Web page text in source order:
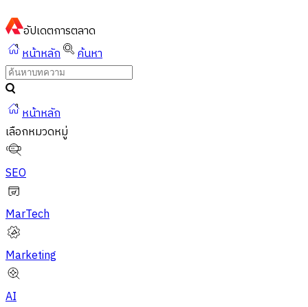
อัปเดตการตลาด
หน้าหลัก
ค้นหา
หน้าหลัก
เลือกหมวดหมู่
SEO
MarTech
Marketing
AI